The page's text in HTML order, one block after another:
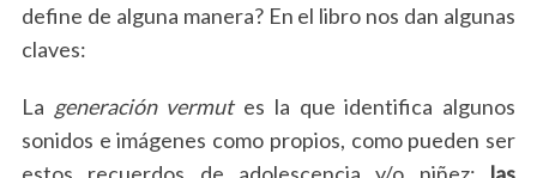
define de alguna manera? En el libro nos dan algunas
claves:
La generación vermut es la que identifica algunos
sonidos e imágenes como propios, como pueden ser
estos recuerdos de adolescencia y/o niñez: las